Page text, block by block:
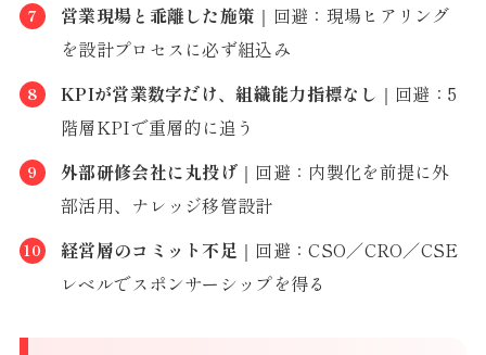
営業現場と乖離した施策 ｜回避：現場ヒアリング
を設計プロセスに必ず組込み
KPIが営業数字だけ、組織能力指標なし ｜回避：5
階層KPIで重層的に追う
外部研修会社に丸投げ ｜回避：内製化を前提に外
部活用、ナレッジ移管設計
経営層のコミット不足 ｜回避：CSO／CRO／CSE
レベルでスポンサーシップを得る